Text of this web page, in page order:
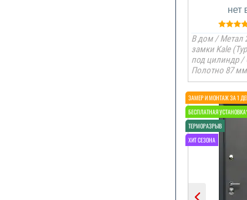
По
ми
В дом / Метал
замки Kale
под цилиндр
Полотно 87